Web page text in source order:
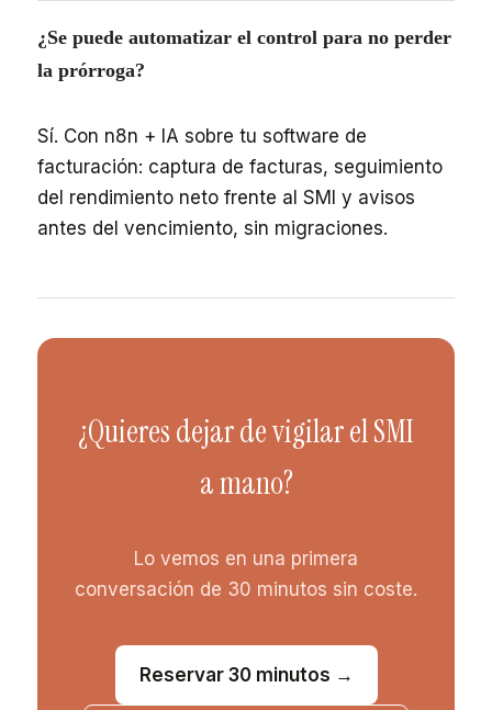
¿Se puede automatizar el control para no perder
la prórroga?
Sí. Con n8n + IA sobre tu software de
facturación: captura de facturas, seguimiento
del rendimiento neto frente al SMI y avisos
antes del vencimiento, sin migraciones.
¿Quieres dejar de vigilar el SMI
a mano?
Lo vemos en una primera
conversación de 30 minutos sin coste.
Reservar 30 minutos →